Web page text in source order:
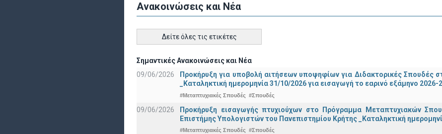
Ανακοινώσεις και Νέα
Δείτε όλες τις ετικέτες
Σημαντικές Ανακοινώσεις και Νέα
09/06/2026
Προκήρυξη για υποβολή αιτήσεων υποψηφίων για Διδακτορικές Σπουδές
_Καταληκτική ημερομηνία 31/10/2026 για εισαγωγή το εαρινό εξάμηνο 2026-
#Μεταπτυχιακές Σπουδές #Σπουδές
09/06/2026
Προκήρυξη εισαγωγής πτυχιούχων στo Πρόγραμμα Μεταπτυχιακών
Eπιστήμης Υπολογιστών του Πανεπιστημίου Κρήτης _Καταληκτική
#Μεταπτυχιακές Σπουδές #Σπουδές